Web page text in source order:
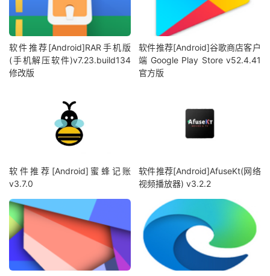
软件推荐[Android]RAR手机版
(手机解压软件)v7.23.build134
修改版
软件推荐[Android]谷歌商店客户
端 Google Play Store v52.4.41
官方版
软件推荐[Android]蜜蜂记账
v3.7.0
软件推荐[Android]AfuseKt(网络
视频播放器) v3.2.2